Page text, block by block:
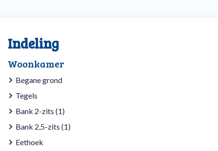
Indeling
Woonkamer
Begane grond
Tegels
Bank 2-zits (1)
Bank 2,5-zits (1)
Eethoek